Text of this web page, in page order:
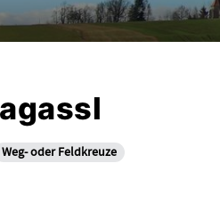
Weg- oder Feldkreuze